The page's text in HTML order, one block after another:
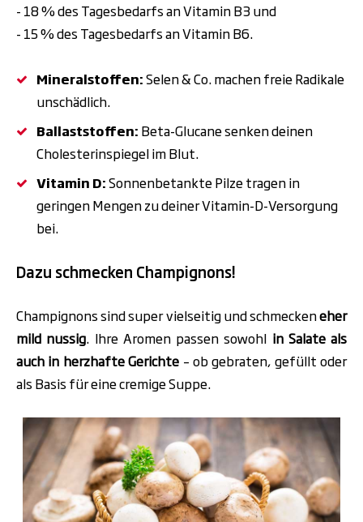
- 18 % des Tagesbedarfs an Vitamin B3 und
- 15 % des Tagesbedarfs an Vitamin B6.
Mineralstoffen:Selen & Co. machen freie Radikale
unschädlich.
Ballaststoffen: Beta-Glucane senken deinen
Cholesterinspiegel im Blut.
Vitamin D:Sonnenbetankte Pilze tragen in
geringen Mengen zu deiner Vitamin-D-Versorgung
bei.
Dazu schmecken Champignons!
Champignons sind super vielseitig und schmeckeneher
mild nussig. Ihre Aromen passen sowohl in Salate als
auch in herzhafte Gerichte – ob gebraten, gefüllt oder
als Basis für eine cremige Suppe.